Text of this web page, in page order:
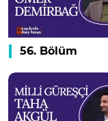
56. Bölüm